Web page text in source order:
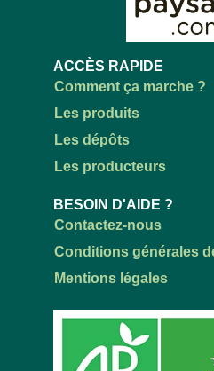
ACCÈS RAPIDE
Comment ça marche ?
Les produits
Les dépôts
Les producteurs
BESOIN D'AIDE ?
Contactez-nous
Conditions générales
Mentions légales